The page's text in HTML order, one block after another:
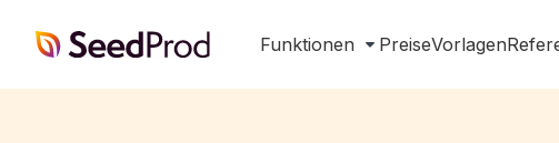
SeedProd Funktionen PreiseVorlagen